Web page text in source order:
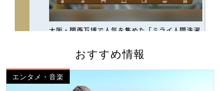
おすすめ情報
エンタメ・音楽